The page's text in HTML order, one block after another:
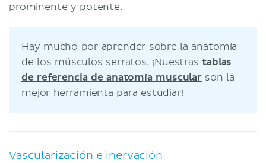
prominente y potente.
Hay mucho por aprender sobre la anatomía
de los músculos serratos. ¡Nuestrastablas
de referencia de anatomía muscularson la
mejor herramienta para estudiar!
Vascularización e inervación